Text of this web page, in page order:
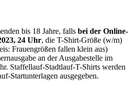
bis 18 Jahre, falls bei der Online-
24 Uhr, die T-Shirt-Größe (w/m)
Frauengrößen fallen klein aus)
an der Ausgabestelle im
Staffellauf-Stadtlauf-T-Shirts werden
Startunterlagen ausgegeben.